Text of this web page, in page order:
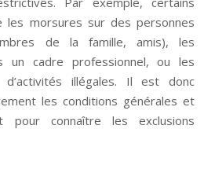
les morsures sur des personnes
de la famille, amis), les
un cadre professionnel, ou les
illégales. Il est donc
les conditions générales et
pour connaître les exclusions